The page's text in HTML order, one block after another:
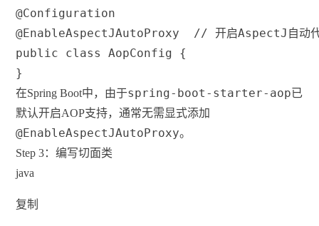
@Configuration
@EnableAspectJAutoProxy
// 开启AspectJ自动
public
class AopConfig
{
}
在Spring Boot中，由于spring-boot-starter-aop已
默认开启AOP支持，通常无需显式添加
@EnableAspectJAutoProxy。
Step 3：编写切面类
java
复制